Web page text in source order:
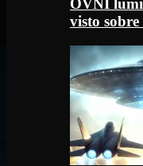
OVNI
visto